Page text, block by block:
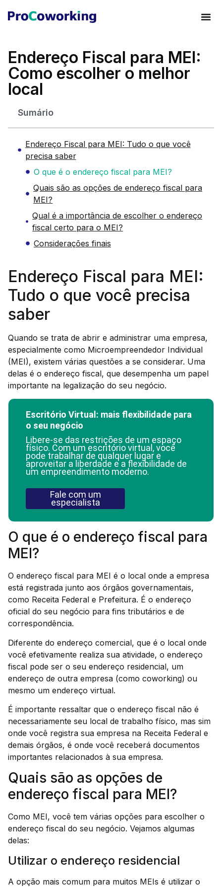
Endereço Fiscal para MEI:
Como escolher o melhor
local
Sumário
Endereço Fiscal para MEI: Tudo o que você
precisa saber
O que é o endereço fiscal para MEI?
Quais são as opções de endereço fiscal para
MEI?
Qual é a importância de escolher o endereço
fiscal certo para o MEI?
Considerações finais
Endereço Fiscal para MEI:
Tudo o que você precisa
saber
Quando se trata de abrir e administrar uma empresa,
especialmente como Microempreendedor Individual
(MEI), existem várias questões a se considerar. Uma
delas é o endereço fiscal, que desempenha um papel
importante na legalização do seu negócio.
Escritório Virtual: mais flexibilidade para
o seu negócio
Libere-se das restrições de um espaço
físico. Com um escritório virtual, você
pode trabalhar de qualquer lugar e
aproveitar a liberdade e a flexibilidade de
um empreendimento moderno.
Fale com um
especialista
O que é o endereço fiscal para
MEI?
O endereço fiscal para MEI é o local onde a empresa
está registrada junto aos órgãos governamentais,
como Receita Federal e Prefeitura. É o endereço
oficial do seu negócio para fins tributários e de
correspondência.
Diferente do endereço comercial, que é o local onde
você efetivamente realiza sua atividade, o endereço
fiscal pode ser o seu endereço residencial, um
endereço de outra empresa (como coworking) ou
mesmo um endereço virtual.
É importante ressaltar que o endereço fiscal não é
necessariamente seu local de trabalho físico, mas sim
onde você registra sua empresa na Receita Federal e
demais órgãos, é onde você receberá documentos
importantes relacionados à sua empresa.
Quais são as opções de
endereço fiscal para MEI?
Como MEI, você tem várias opções para escolher o
endereço fiscal do seu negócio. Vejamos algumas
delas:
Utilizar o endereço residencial
A opção mais comum para muitos MEIs é utilizar o